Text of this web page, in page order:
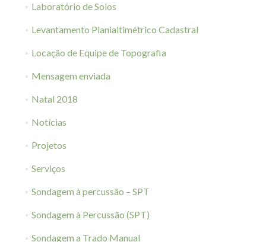
Laboratório de Solos
Levantamento Planialtimétrico Cadastral
Locação de Equipe de Topografia
Mensagem enviada
Natal 2018
Notícias
Projetos
Serviços
Sondagem à percussão – SPT
Sondagem à Percussão (SPT)
Sondagem a Trado Manual